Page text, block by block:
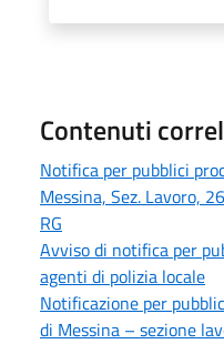
Contenuti
Notifica per pubblici
Messina, Sez. Lavoro,
RG
Avviso di notifica per
agenti di polizia locale
Notificazione per
di Messina – sezione